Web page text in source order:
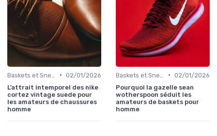
• 02/01/2026
L’attrait intemporel des nike
cortez vintage suede pour
les amateurs de chaussures
homme
• 02/01/2026
Pourquoi la gazelle sean
wotherspoon séduit les
amateurs de baskets pour
homme